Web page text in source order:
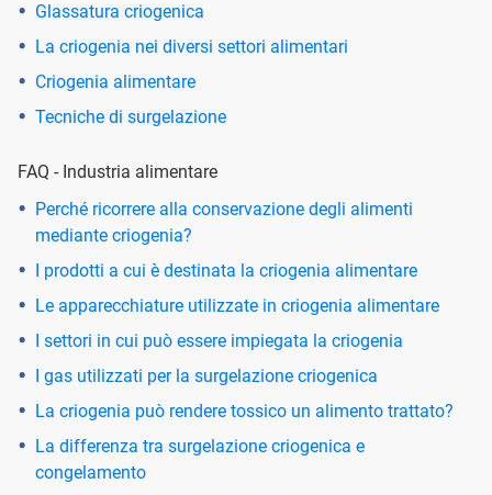
Glassatura criogenica
La criogenia nei diversi settori alimentari
Criogenia alimentare
Tecniche di surgelazione
FAQ - Industria alimentare
Perché ricorrere alla conservazione degli alimenti
mediante criogenia?
I prodotti a cui è destinata la criogenia alimentare
Le apparecchiature utilizzate in criogenia alimentare
I settori in cui può essere impiegata la criogenia
I gas utilizzati per la surgelazione criogenica
La criogenia può rendere tossico un alimento trattato?
La differenza tra surgelazione criogenica e
congelamento